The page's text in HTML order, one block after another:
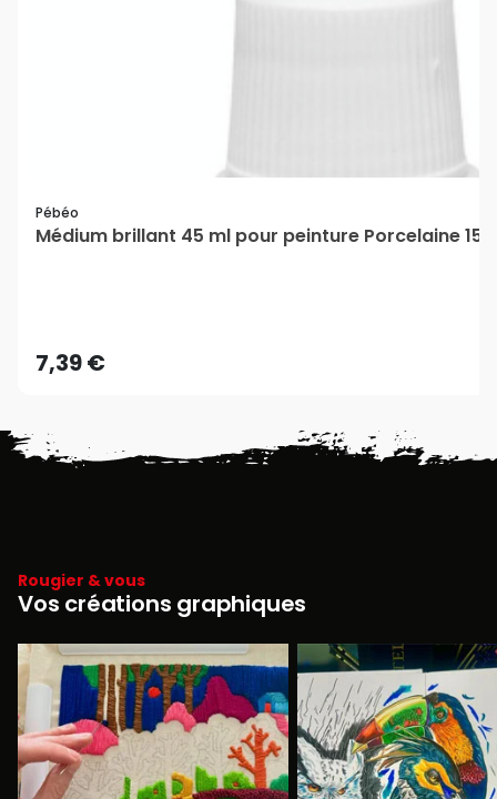
Pébéo
Médium brillant 45 ml pour peinture Porcelaine
7,39 €
Rougier & vous
Vos créations graphiques